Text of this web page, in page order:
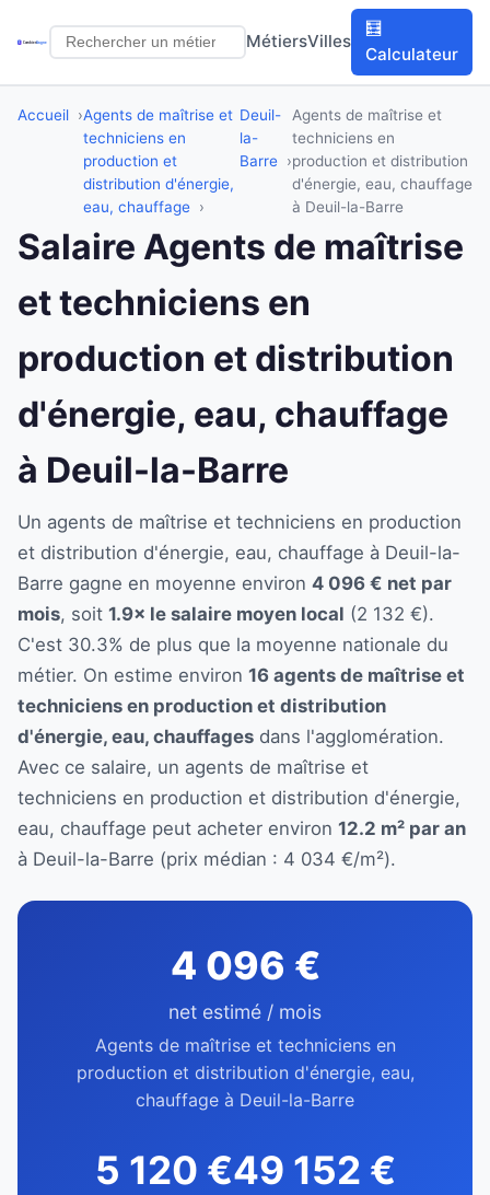
MétiersVilles
🧮
Calculateur
Accueil
Agents de maîtrise et
techniciens en
production et
distribution d'énergie,
eau, chauffage
Deuil-
la-
Barre
Agents de maîtrise et
techniciens en
production et distribution
d'énergie, eau, chauffage
à Deuil-la-Barre
Salaire Agents de maîtrise
et techniciens en
production et distribution
d'énergie, eau, chauffage
à Deuil-la-Barre
Un agents de maîtrise et techniciens en production
et distribution d'énergie, eau, chauffage à Deuil-la-
Barre gagne en moyenne environ 4 096 € net par
mois, soit 1.9× le salaire moyen local (2 132 €).
C'est 30.3% de plus que la moyenne nationale du
métier. On estime environ 16 agents de maîtrise et
techniciens en production et distribution
d'énergie, eau, chauffages dans l'agglomération.
Avec ce salaire, un agents de maîtrise et
techniciens en production et distribution d'énergie,
eau, chauffage peut acheter environ 12.2 m² par an
à Deuil-la-Barre (prix médian : 4 034 €/m²).
4 096 €
net estimé / mois
Agents de maîtrise et techniciens en
production et distribution d'énergie, eau,
chauffage à Deuil-la-Barre
5 120 €49 152 €